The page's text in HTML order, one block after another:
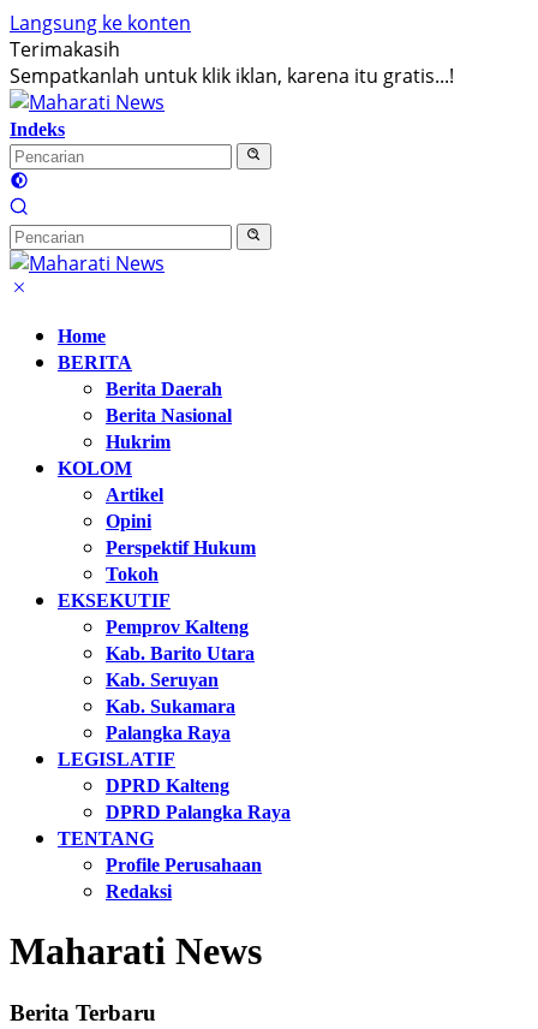
Langsung ke konten
Terimakasih
Sempatkanlah untuk klik iklan, karena itu gratis...!
Indeks
Home
BERITA
Berita Daerah
Berita Nasional
Hukrim
KOLOM
Artikel
Opini
Perspektif Hukum
Tokoh
EKSEKUTIF
Pemprov Kalteng
Kab. Barito Utara
Kab. Seruyan
Kab. Sukamara
Palangka Raya
LEGISLATIF
DPRD Kalteng
DPRD Palangka Raya
TENTANG
Profile Perusahaan
Redaksi
Maharati News
Berita Terbaru